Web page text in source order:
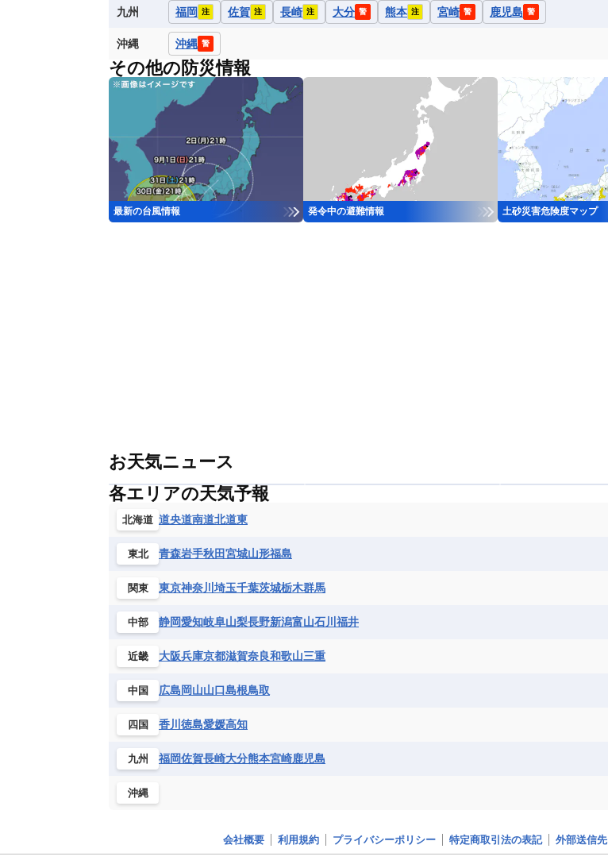
九州 福岡 注 佐賀 注 長崎 注 大分 警 熊本 注 宮崎 警 鹿児島 警
沖縄 沖縄 警
その他の防災情報
最新の台風情報 発令中の避難情報 土砂災害危険度マップ
お天気ニュース
各エリアの天気予報
北海道 道央道南道北道東
東北 青森岩手秋田宮城山形福島
関東 東京神奈川 埼玉千葉茨城栃木群馬
中部 静岡愛知岐阜山梨長野新潟富山石川 福井
近畿 大阪兵庫京都滋賀奈良和歌山三重
中国 広島岡山山口島根鳥取
四国 香川 徳島愛媛高知
九州 福岡佐賀長崎大分熊本宮崎鹿児島
沖縄
会社概要 利用規約 プライバシーポリシー 特定商取引法の表記 外部送信先